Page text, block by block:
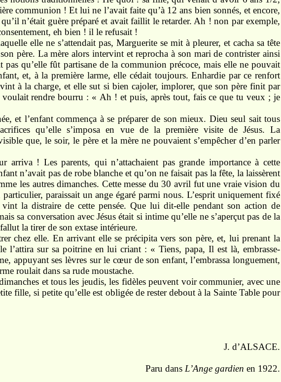
communion ! Et lui ne l’avait faite qu’à 12 ans bien sonnés, et encore,
n’était guère préparé et avait faillit le retarder. Ah ! non par exemple,
eh bien ! il le refusait !
elle ne s’attendait pas, Marguerite se mit à pleurer, et cacha sa tête
père. La mère alors intervint et reprocha à son mari de contrister ainsi
pas qu’elle fût partisane de la communion précoce, mais elle ne pouvait
et, à la première larme, elle cédait toujours. Enhardie par ce renfort
à la charge,etelle sut si bien cajoler, implorer, que son père finit par
rendre bourru : « Ah ! et puis, après tout, fais ce que tu veux ; je
et l’enfant commença à se préparer de son mieux. Dieu seul sait tous
qu’elle s’imposa en vue de la première visite de Jésus. La
que, le soir, le père et la mère ne pouvaient s’empêcher d’en parler
arriva ! Les parents, qui n’attachaient pas grande importance à cette
n’avait pas de robe blanche et qu’on ne faisait pas la fête, la laissèrent
les autres dimanches. Cette messe du 30 avril fut une vraie vision du
paraissait un ange égaré parmi nous. L’esprit uniquement fixé
la distraire de cette pensée. Que lui dit-elle pendant son action de
sa conversation avec Jésus était si intime qu’elle ne s’aperçut pas de la
la tirer de son extase intérieure.
chez elle. En arrivant elle se précipita vers son père, et, lui prenant la
l’attira sur sa poitrine en lui criant : « Tiens, papa, Il est là, embrasse-
appuyant ses lèvres sur le cœur de son enfant, l’embrassa longuement,
roulait dans sa rude moustache.
et tous les jeudis, les fidèles peuvent voir communier, avec une
fille, si petite qu’elle est obligée de rester debout à la Sainte Table pour
J. d’ALSACE.
Paru dans L’Ange gardien en 1922.